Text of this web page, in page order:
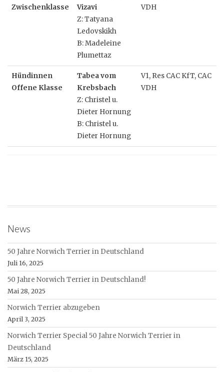
Zwischenklasse
Vizavi
Z: Tatyana
Ledovskikh
B: Madeleine
Plumettaz
VDH
Hündinnen
Offene Klasse
Tabea vom
Krebsbach
Z: Christel u.
Dieter Hornung
B: Christel u.
Dieter Hornung
V1, Res CAC KfT, CAC
VDH
News
50 Jahre Norwich Terrier in Deutschland
Juli 16, 2025
50 Jahre Norwich Terrier in Deutschland!
Mai 28, 2025
Norwich Terrier abzugeben
April 3, 2025
Norwich Terrier Special 50 Jahre Norwich Terrier in
Deutschland
März 15, 2025